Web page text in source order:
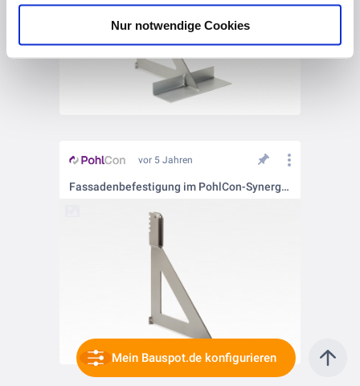
Nur notwendige Cookies
vor 5 Jahren
Fassadenbefestigung im PohlCon-Synergie-Konzept
Mein Bauspot.de konfigurieren